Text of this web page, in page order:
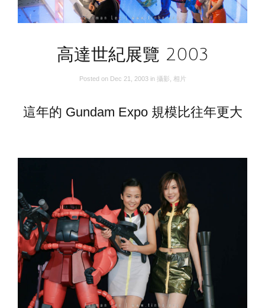
高達世紀展覽 2003
Posted on Dec 21, 2003 in 攝影 相片
這年的 Gundam Expo 規模比往年更大